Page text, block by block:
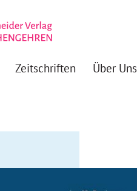
Zeitschriften Über Uns